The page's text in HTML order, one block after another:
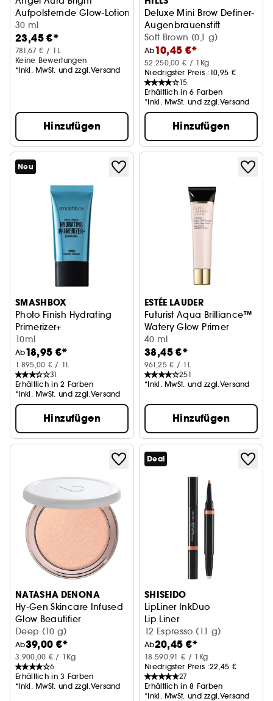
Aufpolsternde Glow-Lotion
30 ml
23,45 €*
781,67 € / 1L
Keine Bewertungen
*Inkl. MwSt. und zzgl.Versand
Hinzufügen
Deluxe Mini Brow Definer-
Augenbrauenstift
Soft Brown (0,1 g)
Ab10,45 €*
52.250,00 € / 1Kg
Niedrigster Preis :10,95 €
15
Erhältlich in 6 Farben
*Inkl. MwSt. und zzgl.Versand
Hinzufügen
Neu
SMASHBOX
Photo Finish Hydrating
Primerizer+
Gesichts Primer
10ml
Ab18,95 €*
1.895,00 € / 1L
31
Erhältlich in 2 Farben
*Inkl. MwSt. und zzgl.Versand
Hinzufügen
ESTÉE LAUDER
Futurist Aqua Brilliance™
Watery Glow Primer
40 ml
38,45 €*
961,25 € / 1L
251
*Inkl. MwSt. und zzgl.Versand
Hinzufügen
NATASHA DENONA
Hy-Gen Skincare Infused
Glow Beautifier
Deep (10 g)
Ab39,00 €*
3.900,00 € / 1Kg
6
Erhältlich in 3 Farben
*Inkl. MwSt. und zzgl.Versand
Deal
SHISEIDO
LipLiner InkDuo
Lip Liner
12 Espresso (1.1 g)
Ab20,45 €*
18.590,91 € / 1Kg
Niedrigster Preis :22,45 €
27
Erhältlich in 8 Farben
*Inkl. MwSt. und zzgl.Versand